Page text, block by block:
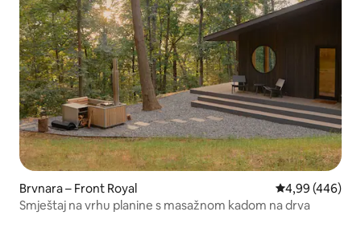
Brvnara – Front Royal Prosječna
4,99 (446)
Smještaj na vrhu planine s masažnom kadom na drva